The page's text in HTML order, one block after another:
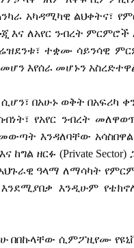
አካዳሚካዊ ልህቀትና፣
እና ለአየር ንብረት ምርምሮች
ተቋሙ ሳይንሳዊ
እየሰራ መሆኑን
ሲሆን፣ በአሁኑ ወቅት በአፍሪካ
የአየር ንብረት
እንዳለባቸው
እና ከግል ዘርፉ(Private Sector)
ዓላማ ለማሳካት
እንደሚያበቃ እንዲሁም
በበኩላቸው ሲምፖዚየሙ